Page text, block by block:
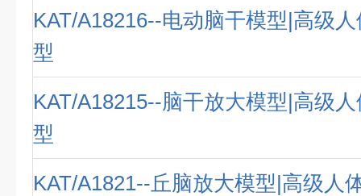
KAT/A18216--电动脑干模型|高级
型
KAT/A18215--脑干放大模型|高级
型
KAT/A1821--丘脑放大模型|高级人